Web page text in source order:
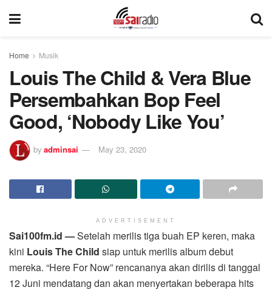
Home Musik
Louis The Child & Vera Blue
Persembahkan Bop Feel
Good, ‘Nobody Like You’
by adminsai May 23, 2020
ADVERTISEMENT
Sai100fm.id —Setelah merilis tiga buah EP keren, maka
kini Louis The Child siap untuk merilis album debut
mereka. “Here For Now” rencananya akan dirilis di tanggal
12 Juni mendatang dan akan menyertakan beberapa hits